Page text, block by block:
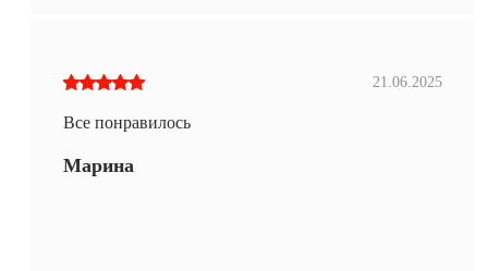
21.06.2025
Все понравилось
Марина